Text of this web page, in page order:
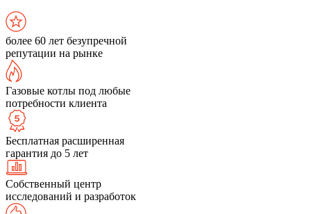
более 60 лет безупречной
репутации на рынке
Газовые котлы под любые
потребности клиента
Бесплатная расширенная
гарантия до 5 лет
Собственный центр
исследований и разработок